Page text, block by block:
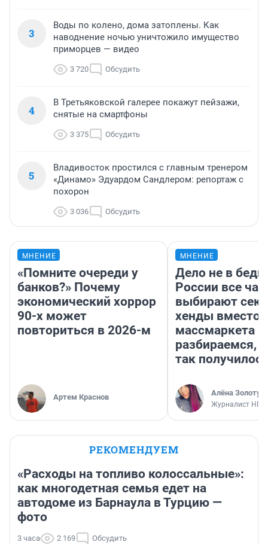
3
Воды по колено, дома затоплены. Как
наводнение ночью уничтожило имущество
приморцев — видео
3 720 Обсудить
4
В Третьяковской галерее покажут пейзажи,
снятые на смартфоны
3 375 Обсудить
5
Владивосток простился с главным тренером
«Динамо» Эдуардом Сандлером: репортаж с
похорон
3 036 Обсудить
МНЕНИЕ
«Помните очереди у
банков?» Почему
экономический хоррор
90-х может
повториться в 2026-м
Артем Краснов
МНЕНИЕ
Дело не в
России все
выбирают
хенды вместо
массмаркета —
разбираемся,
так
Алёна
Журналист НГС
РЕКОМЕНДУЕМ
«Расходы на топливо колоссальные»:
как многодетная семья едет на
автодоме из Барнаула в Турцию —
фото
3 часа 2 169 Обсудить